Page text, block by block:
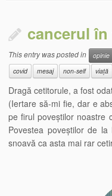
cancerul
This entry was posted in opinie
covid
mesaj non-self viață
Dragă cetitorule, a fost
(Iertare să-mi fie, dar e
pe firul poveștilor noastre
Povestea poveștilor de
snoavă ca asta mai rar